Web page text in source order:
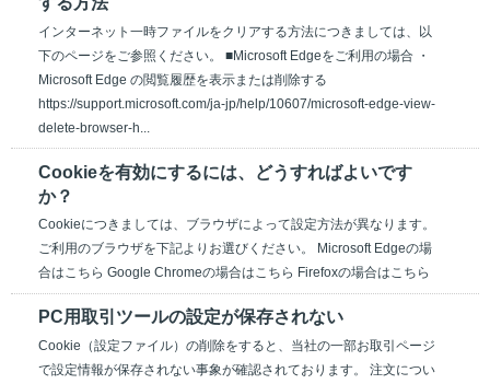
インターネット一時ファイルをクリアする方法につきましては、以
下のページをご参照ください。 ■Microsoft Edgeをご利用の場合 ・
Microsoft Edge の閲覧履歴を表示または削除する
https://support.microsoft.com/ja-jp/help/10607/microsoft-edge-view-
delete-browser-h...
Cookieを有効にするには、どうすればよいです
か？
Cookieにつきましては、ブラウザによって設定方法が異なります。
ご利用のブラウザを下記よりお選びください。 Microsoft Edgeの場
合はこちら Google Chromeの場合はこちら Firefoxの場合はこちら
PC用取引ツールの設定が保存されない
Cookie（設定ファイル）の削除をすると、当社の一部お取引ページ
で設定情報が保存されない事象が確認されております。 注文につい